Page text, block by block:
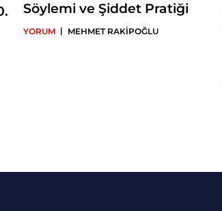
Söylemi ve Şiddet Pratiği
YORUM | MEHMET RAKİPOĞLU